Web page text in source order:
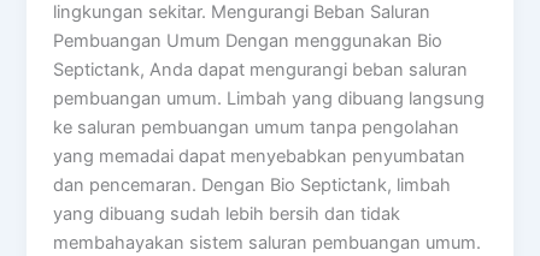
lingkungan sekitar. Mengurangi Beban Saluran
Pembuangan Umum Dengan menggunakan Bio
Septictank, Anda dapat mengurangi beban saluran
pembuangan umum. Limbah yang dibuang langsung
ke saluran pembuangan umum tanpa pengolahan
yang memadai dapat menyebabkan penyumbatan
dan pencemaran. Dengan Bio Septictank, limbah
yang dibuang sudah lebih bersih dan tidak
membahayakan sistem saluran pembuangan umum.